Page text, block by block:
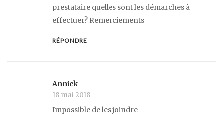
prestataire quelles sont les démarches à
effectuer? Remerciements
RÉPONDRE
Annick
18 mai 2018
Impossible de les joindre